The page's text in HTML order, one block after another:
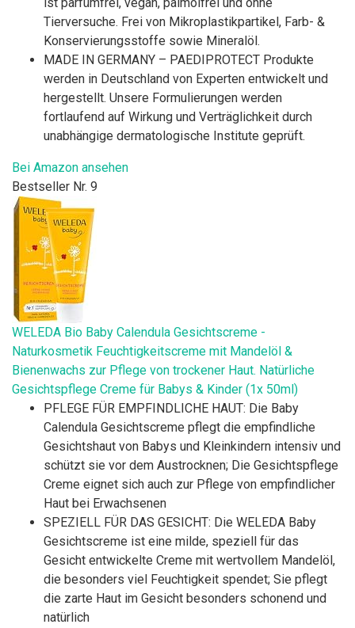
Tierversuche. Frei von Mikroplastikpartikel, Farb- &
Konservierungsstoffe sowie Mineralöl.
MADE IN GERMANY – PAEDIPROTECT Produkte
werden in Deutschland von Experten entwickelt und
hergestellt. Unsere Formulierungen werden
fortlaufend auf Wirkung und Verträglichkeit durch
unabhängige dermatologische Institute geprüft.
Bei Amazon ansehen
Bestseller Nr. 9
WELEDA Bio Baby Calendula Gesichtscreme -
Naturkosmetik Feuchtigkeitscreme mit Mandelöl &
Bienenwachs zur Pflege von trockener Haut. Natürliche
Gesichtspflege Creme für Babys & Kinder (1x 50ml)
PFLEGE FÜR EMPFINDLICHE HAUT: Die Baby
Calendula Gesichtscreme pflegt die empfindliche
Gesichtshaut von Babys und Kleinkindern intensiv und
schützt sie vor dem Austrocknen; Die Gesichtspflege
Creme eignet sich auch zur Pflege von empfindlicher
Haut bei Erwachsenen
SPEZIELL FÜR DAS GESICHT: Die WELEDA Baby
Gesichtscreme ist eine milde, speziell für das
Gesicht entwickelte Creme mit wertvollem Mandelöl,
die besonders viel Feuchtigkeit spendet; Sie pflegt
die zarte Haut im Gesicht besonders schonend und
natürlich